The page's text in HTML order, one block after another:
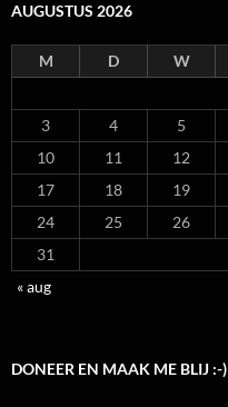
AUGUSTUS 2026
M D W
3
4 5
10
11 12
17
18 19
24
25 26
31
« aug
DONEER EN MAAK ME BLIJ :-)